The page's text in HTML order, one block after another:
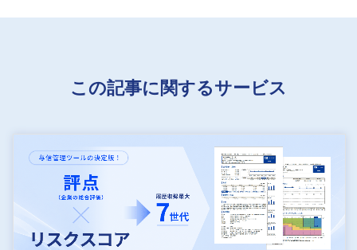
この記事に関するサービス